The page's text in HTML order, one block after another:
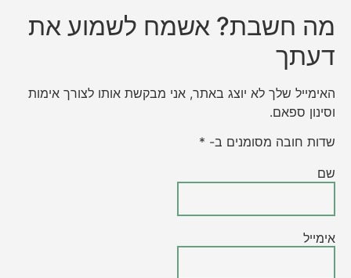
מה חשבת? אשמח לשמוע את
דעתך
האימייל שלך לא יוצג באתר, אני מבקשת אותו לצורך אימות
וסינון ספאם.
שדות חובה מסומנים ב- *
שם
אימייל